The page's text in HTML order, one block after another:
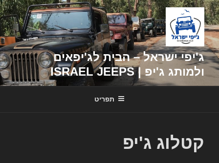
דילוג
לתוכן
ג'יפי ישראל – הבית לג'יפאים
ולמותג ג'יפ | ISRAEL JEEPS
תפריט
קטלוג ג'יפ